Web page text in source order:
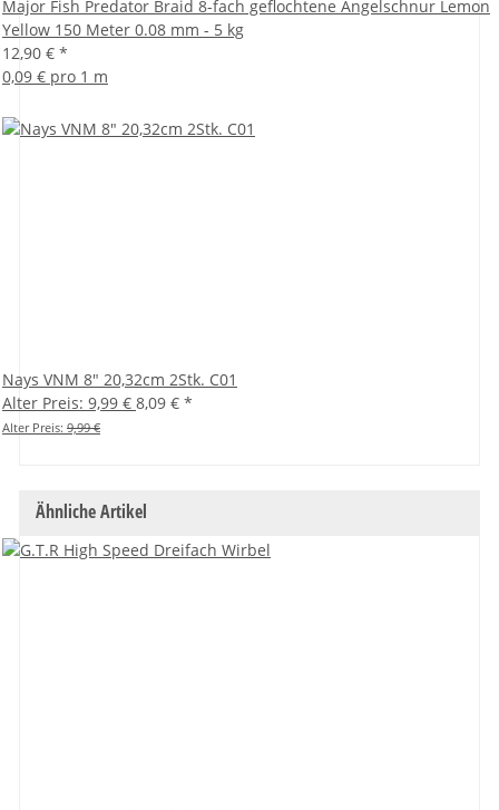
Major Fish Predator Braid 8-fach geflochtene Angelschnur Lemon
Yellow 150 Meter 0.08 mm - 5 kg
12,90 € *
0,09 € pro 1 m
Nays VNM 8" 20,32cm 2Stk. C01
Alter Preis: 9,99 € 8,09 € *
Alter Preis: 9,99 €
Ähnliche Artikel